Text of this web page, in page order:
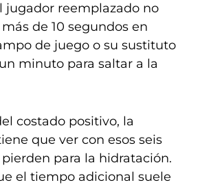
jugador reemplazado no
de 10 segundos en
de juego o su sustituto
minuto para saltar a la
costado positivo, la
que ver con esos seis
para la hidratación.
el tiempo adicional suele